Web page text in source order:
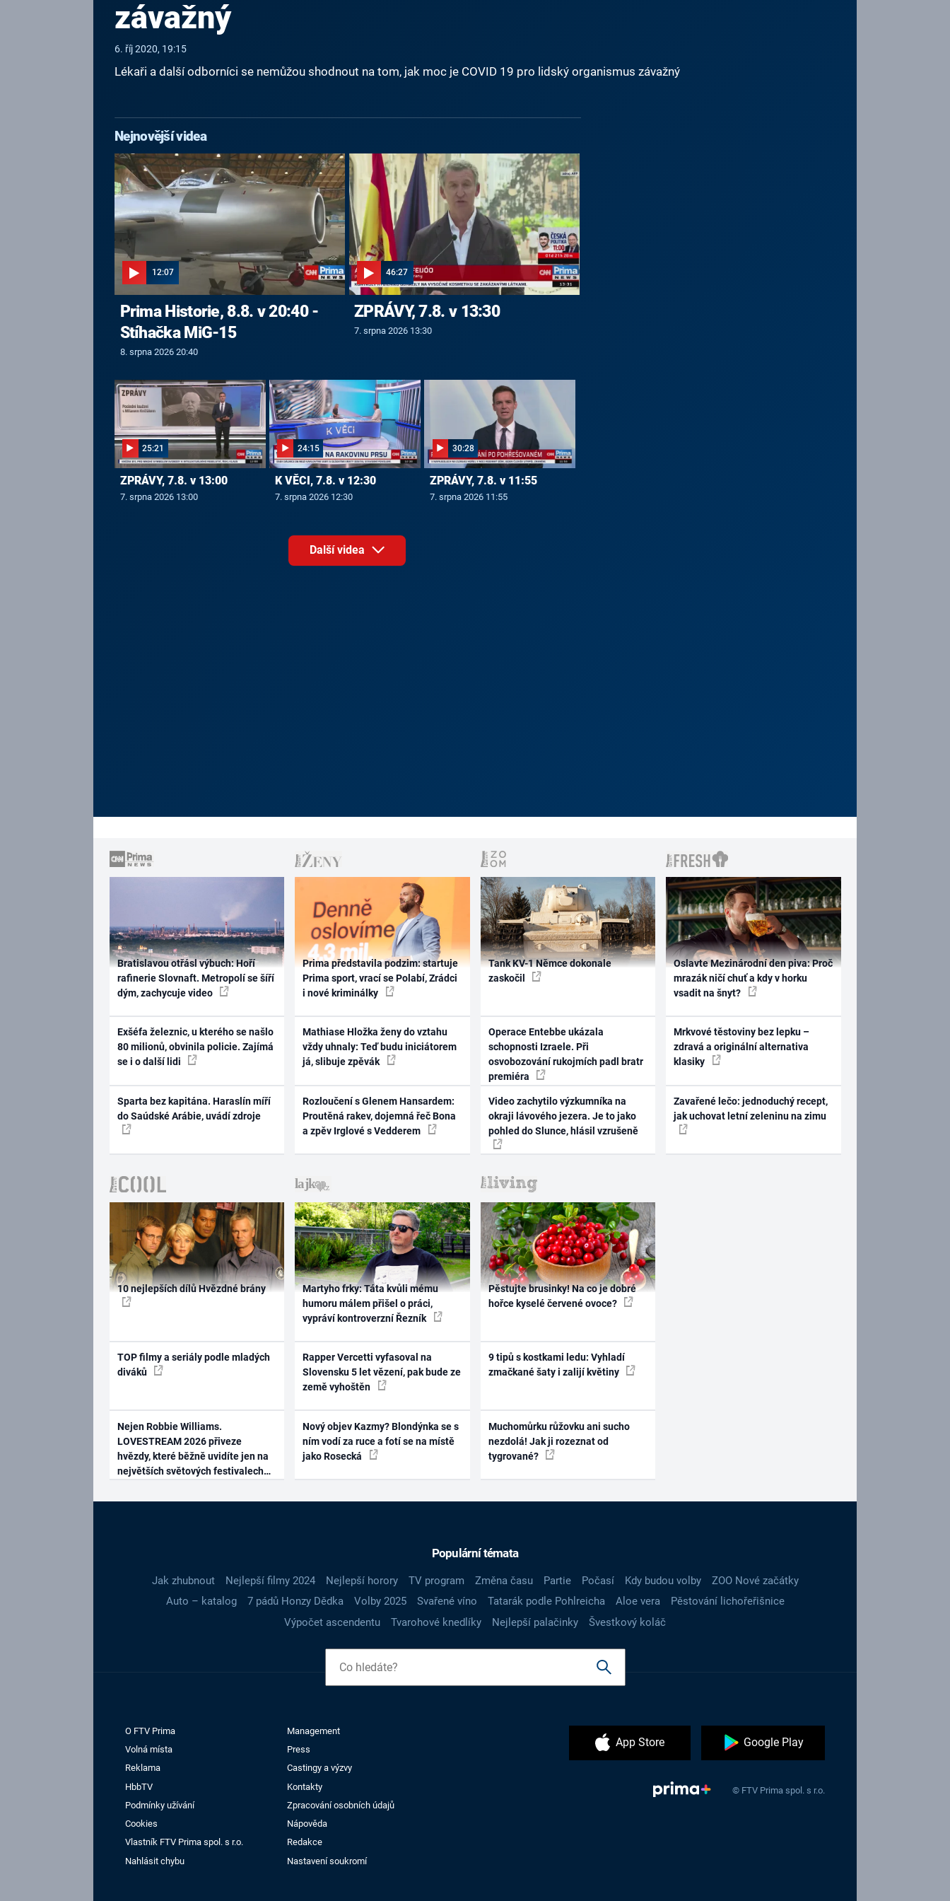
závažný
6. říj 2020, 19:15
Lékaři a další odborníci se nemůžou shodnout na tom, jak moc je COVID 19 pro lidský organismus závažný
Nejnovější videa
12:07
Prima Historie, 8.8. v 20:40 -
Stíhačka MiG-15
8. srpna 2026 20:40
46:27
ZPRÁVY, 7.8. v 13:30
7. srpna 2026 13:30
25:21
ZPRÁVY, 7.8. v 13:00
7. srpna 2026 13:00
24:15
K VĚCI, 7.8. v 12:30
7. srpna 2026 12:30
30:28
ZPRÁVY, 7.8. v 11:55
7. srpna 2026 11:55
Další videa
Bratislavou otřásl výbuch: Hoří
rafinerie Slovnaft. Metropolí se šíří
dým, zachycuje video
Exšéfa železnic, u kterého se našlo
80 milionů, obvinila policie. Zajímá
se i o další lidi
Sparta bez kapitána. Haraslín míří
do Saúdské Arábie, uvádí zdroje
Prima představila podzim: startuje
Prima sport, vrací se Polabí, Zrádci
i nové kriminálky
Mathiase Hložka ženy do vztahu
vždy uhnaly: Teď budu iniciátorem
já, slibuje zpěvák
Rozloučení s Glenem Hansardem:
Proutěná rakev, dojemná řeč Bona
a zpěv Irglové s Vedderem
Tank KV-1 Němce dokonale
zaskočil
Operace Entebbe ukázala
schopnosti Izraele. Při
osvobozování rukojmích padl bratr
premiéra
Video zachytilo výzkumníka na
okraji lávového jezera. Je to jako
pohled do Slunce, hlásil vzrušeně
Oslavte Mezinárodní den piva: Proč
mrazák ničí chuť a kdy v horku
vsadit na šnyt?
Mrkvové těstoviny bez lepku –
zdravá a originální alternativa
klasiky
Zavařené lečo: jednoduchý recept,
jak uchovat letní zeleninu na zimu
10 nejlepších dílů Hvězdné brány
TOP filmy a seriály podle mladých
diváků
Nejen Robbie Williams.
LOVESTREAM 2026 přiveze
hvězdy, které běžně uvidíte jen na
největších světových festivalech
Martyho frky: Táta kvůli mému
humoru málem přišel o práci,
vypráví kontroverzní Řezník
Rapper Vercetti vyfasoval na
Slovensku 5 let vězení, pak bude ze
země vyhoštěn
Nový objev Kazmy? Blondýnka se s
ním vodí za ruce a fotí se na místě
jako Rosecká
Pěstujte brusinky! Na co je dobré
hořce kyselé červené ovoce?
9 tipů s kostkami ledu: Vyhladí
zmačkané šaty i zalijí květiny
Muchomůrku růžovku ani sucho
nezdolá! Jak ji rozeznat od
tygrované?
Populární témata
Jak zhubnout Nejlepší filmy 2024 Nejlepší horory TV program Změna času Partie Počasí Kdy budou volby
ZOO Nové začátky
Auto – katalog
7 pádů Honzy Dědka Volby 2025 Svařené víno Tatarák podle Pohlreicha Aloe vera
Pěstování lichořeřišnice
Výpočet ascendentu
Tvarohové knedlíky Nejlepší palačinky Švestkový koláč
O FTV Prima
Management
Volná místa
Press
Reklama
Castingy a výzvy
HbbTV
Kontakty
Podmínky užívání
Zpracování osobních údajů
Cookies
Nápověda
Vlastník FTV Prima spol. s r.o.
Redakce
Nahlásit chybu
Nastavení soukromí
App Store Google Play
© FTV Prima spol. s r.o.